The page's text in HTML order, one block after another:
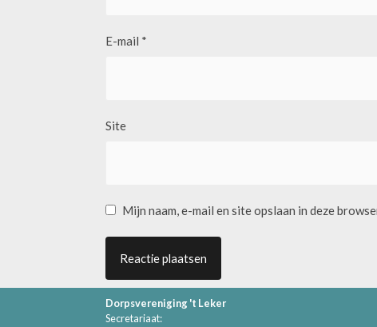
E-mail *
Site
Mijn naam, e-mail en site opslaan in deze
Dorpsvereniging 't Leker
Secretariaat: